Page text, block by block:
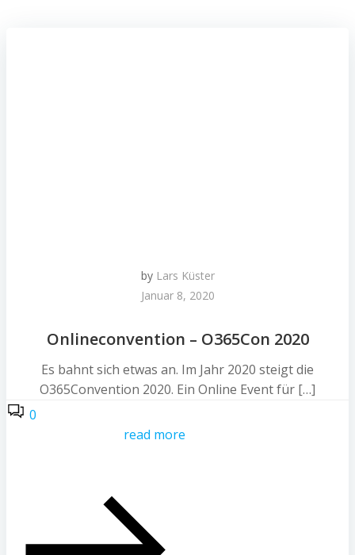
by Lars Küster
Januar 8, 2020
Onlineconvention – O365Con 2020
Es bahnt sich etwas an. Im Jahr 2020 steigt die
O365Convention 2020. Ein Online Event für […]
0
read more